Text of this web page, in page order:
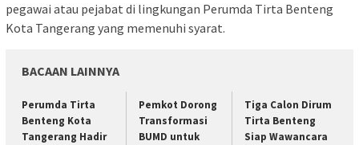
pegawai atau pejabat di lingkungan Perumda Tirta Benteng
Kota Tangerang yang memenuhi syarat.
BACAAN LAINNYA
Perumda Tirta
Benteng Kota
Tangerang Hadir
Pemkot Dorong
Transformasi
BUMD untuk
Tiga Calon Dirum
Tirta Benteng
Siap Wawancara